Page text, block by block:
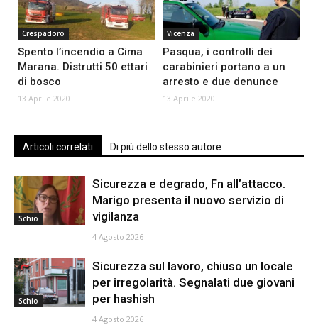
Crespadoro
Spento l’incendio a Cima
Marana. Distrutti 50 ettari
di bosco
13 Aprile 2020
Vicenza
Pasqua, i controlli dei
carabinieri portano a un
arresto e due denunce
13 Aprile 2020
Articoli correlati Di più dello stesso autore
Schio
Sicurezza e degrado, Fn all’attacco.
Marigo presenta il nuovo servizio di
vigilanza
4 Agosto 2026
Schio
Sicurezza sul lavoro, chiuso un locale
per irregolarità. Segnalati due giovani
per hashish
4 Agosto 2026